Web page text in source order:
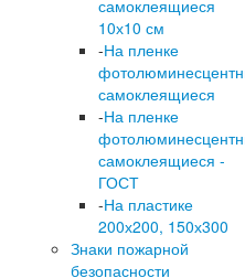
самоклеящиеся
10х10 см
-На пленке
самоклеящиеся
-На пленке
самоклеящиеся -
ГОСТ
-На пластике
200х200, 150х300
Знаки пожарной
безопасности